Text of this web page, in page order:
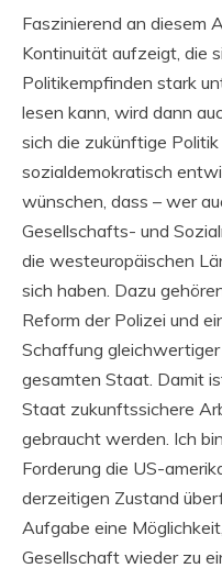
Faszinierend an diesem
Kontinuität aufzeigt, die
Politikempfinden stark
lesen kann, wird dann
sich die zukünftige
sozialdemokratisch
wünschen, dass – wer
Gesellschafts- und
die westeuropäischen
sich haben. Dazu
Reform der Polizei und
Schaffung
gesamten Staat. Damit
Staat zukunftssichere
gebraucht werden. Ich
Forderung die US-
derzeitigen Zustand
Aufgabe eine
Gesellschaft wieder zu